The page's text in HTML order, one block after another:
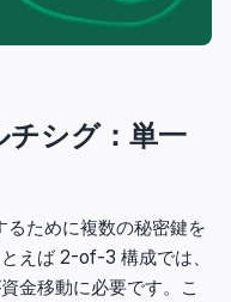
シグ：単一
ために複数の秘密鍵を
えば 2-of-3 構成では、
金移動に必要です。こ